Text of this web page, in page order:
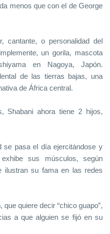
menos que con el de George
cantante, o personalidad del
un gorila, mascota
en Nagoya, Japón.
de las tierras bajas, una
de África central.
Shabani ahora tiene 2 hijos,
se pasa el día ejercitándose y
sus músculos, según
ilustran su fama en las redes
quiere decir “chico guapo”,
a que alguien se fijó en su